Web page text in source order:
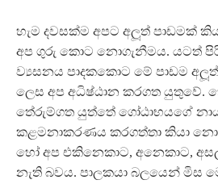
හැම දවසක්ම අපට අලූත් පාඩමක්
අප ගුරු කොට නොගැනීමය. යටත්
ව්‍යසනය පාදකකොට මේ පාඩම
ලෙස අප අධිෂ්ඨාන කරගත යුතුවේ.
තේරුම්ගත යුත්තේ ගෝඨාභයගේ
කළමනාකරණය කරගත්තා කියා
හෝ අප එකිනෙකාට, අනෙකාට,
නැති බවය. පාලකයා බලයෙන් මිස